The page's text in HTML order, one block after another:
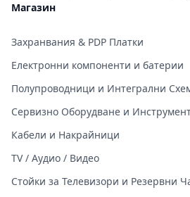
Магазин
Захранвания & PDP Платки
Електронни компоненти и батерии
Полупроводници и Интегрални
Сервизно Оборудване и
Кабели и Накрайници
TV / Аудио / Видео
Стойки за Телевизори и Резервни